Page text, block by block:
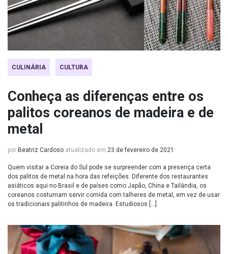
CULINÁRIA CULTURA
Conheça as diferenças entre os
palitos coreanos de madeira e de
metal
por Beatriz Cardoso atualizado em 23 de fevereiro de 2021
Quem visitar a Coreia do Sul pode se surpreender com a presença certa
dos palitos de metal na hora das refeições. Diferente dos restaurantes
asiáticos aqui no Brasil e de países como Japão, China e Tailândia, os
coreanos costumam servir comida com talheres de metal, em vez de usar
os tradicionais palitinhos de madeira. Estudiosos […]